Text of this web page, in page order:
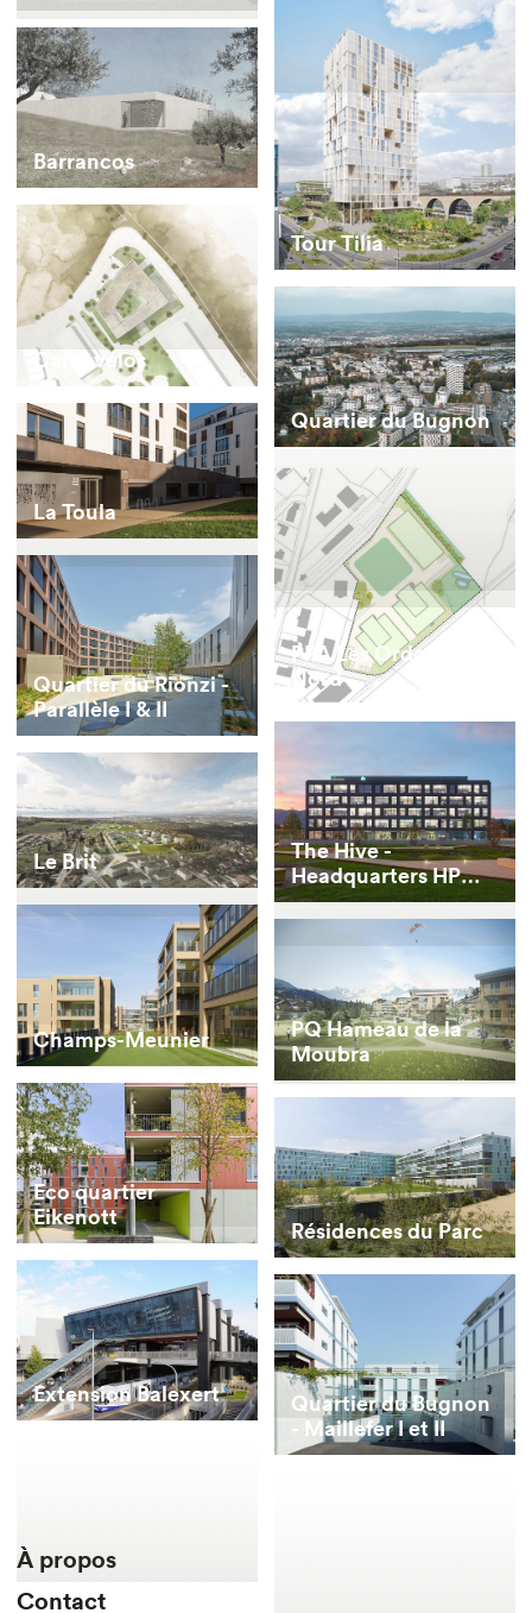
Tour Tilia
Barrancos
Carcavelos
Quartier du Bugnon
La Toula
PPA Les Ordons
Nord
Quartier du Rionzi -
Parallèle I & II
The Hive -
Headquarters HP
Inc. et HP Enterprise
Le Brit
Champs-Meunier
PQ Hameau de la
Moubra
Eco quartier
Eikenott
Résidences du Parc
Extension Balexert
Quartier du Bugnon
- Maillefer I et II
À propos
Contact